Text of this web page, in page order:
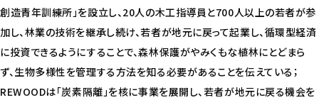
創造青年訓練所」を設立し、20人の木工指導員と700人以上の若者が参
加し、林業の技術を継承し続け、若者が地元に戻って起業し、循環型経済
に投資できるようにすることで、森林保護がやみくもな植林にとどまら
ず、生物多様性を管理する方法を知る必要があることを伝えている；
REWOODは「炭素隔離」を核に事業を展開し、若者が地元に戻る機会を